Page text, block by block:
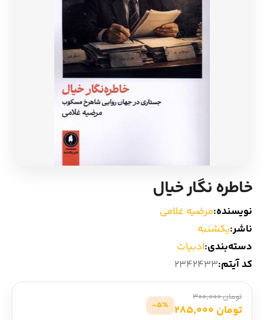
ادبیات آمریکای لاتین
ادبیات آلمان
ادبیات ترکیه
ادبیات آسیا
سایر کشورهای اروپا
شعر و متون کهن
خاطره نگار خیال
نویسنده:مرضیه غلامی
ناشر:یکشنبه
دسته‌بندی:ادبیات
کد آیتم:2342433
تومان 300,000
تومان 285,000 5٪-